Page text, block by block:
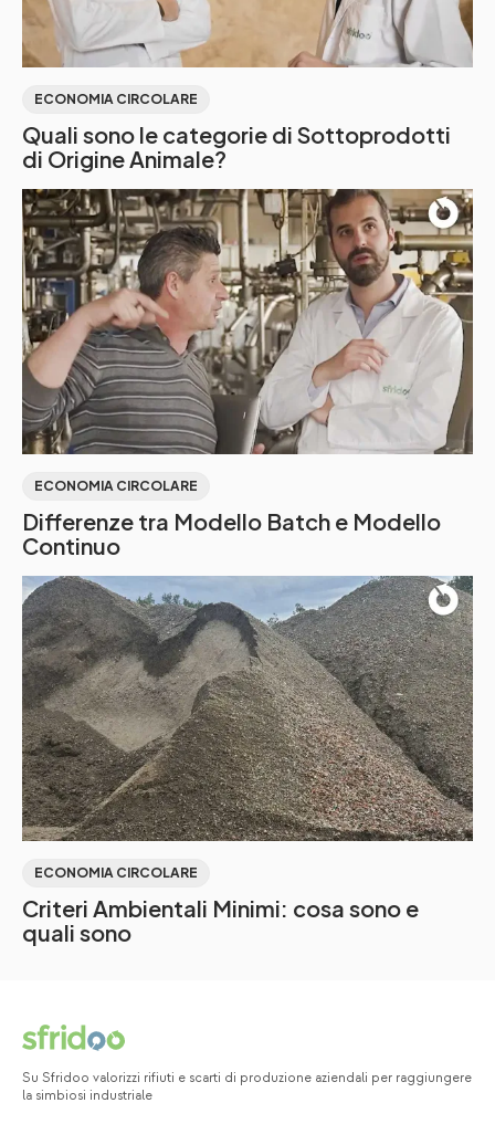
ECONOMIA CIRCOLARE
Quali sono le categorie di Sottoprodotti
di Origine Animale?
ECONOMIA CIRCOLARE
Differenze tra Modello Batch e Modello
Continuo
ECONOMIA CIRCOLARE
Criteri Ambientali Minimi: cosa sono e
quali sono
Su Sfridoo valorizzi rifiuti e scarti di produzione aziendali per raggiungere
la simbiosi industriale